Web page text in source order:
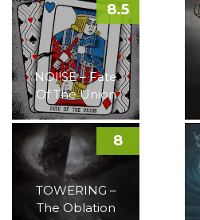
NOI!SE – Fate
Of The Union
8.5
TOWERING –
The Oblation
8